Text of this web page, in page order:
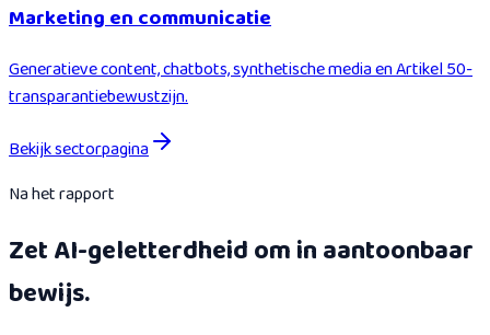
Marketing en communicatie
Generatieve content, chatbots, synthetische media en Artikel 50-
transparantiebewustzijn.
Bekijk sectorpagina
Na het rapport
Zet AI-geletterdheid om in aantoonbaar
bewijs.